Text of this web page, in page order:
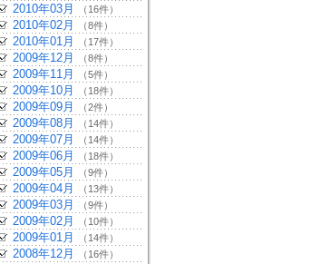
2010年03月 （16件）
2010年02月 （8件）
2010年01月 （17件）
2009年12月 （8件）
2009年11月 （5件）
2009年10月 （18件）
2009年09月 （2件）
2009年08月 （14件）
2009年07月 （14件）
2009年06月 （18件）
2009年05月 （9件）
2009年04月 （13件）
2009年03月 （9件）
2009年02月 （10件）
2009年01月 （14件）
2008年12月 （16件）